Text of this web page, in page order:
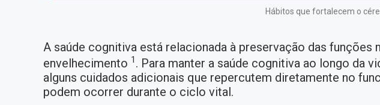
Hábitos que fortalecem o
A saúde cognitiva está relacionada à preservação das
envelhecimento 1 . Para manter a saúde cognitiva ao longo da
alguns cuidados adicionais que repercutem diretamente no
podem ocorrer durante o ciclo vital.